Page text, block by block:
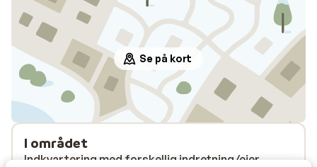
Se på kort
I området
Indkvartering med forskellig indretning/ejer